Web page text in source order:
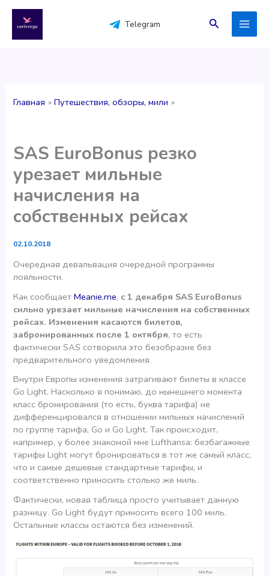
содержимому
Telegram Поиск
Главная Путешествия, обзоры, мили
SAS EuroBonus резко
урезает мильные
начисления на
собственных рейсах
02.10.2018
Очередная девальвация очередной программы
лояльности.
Как сообщаетMeanie.me, с 1 декабря SAS EuroBonus
сильно урезает мильные начисления на собственных
рейсах. Изменения касаются билетов,
забронированных после 1 октября, то есть
фактически SAS сотворила это безобразие без
предварительного уведомления.
Внутри Европы изменения затрагивают билеты в классе
Go Light. Насколько я понимаю, до нынешнего момента
класс бронирования (то есть, буква тарифа) не
дифференцировался в отношении мильных начислений
по группе тарифа, Go и Go Light. Так происходит,
например, у более знакомой мне Lufthansa: безбагажные
тарифы Light могут бронироваться в тот же самый класс,
что и самые дешевые стандартные тарифы, и
соответственно приносить столько же миль.
Фактически, новая таблица просто учитывает данную
разницу. Go Light будут приносить всего 100 миль.
Остальные классы остаются без изменений.